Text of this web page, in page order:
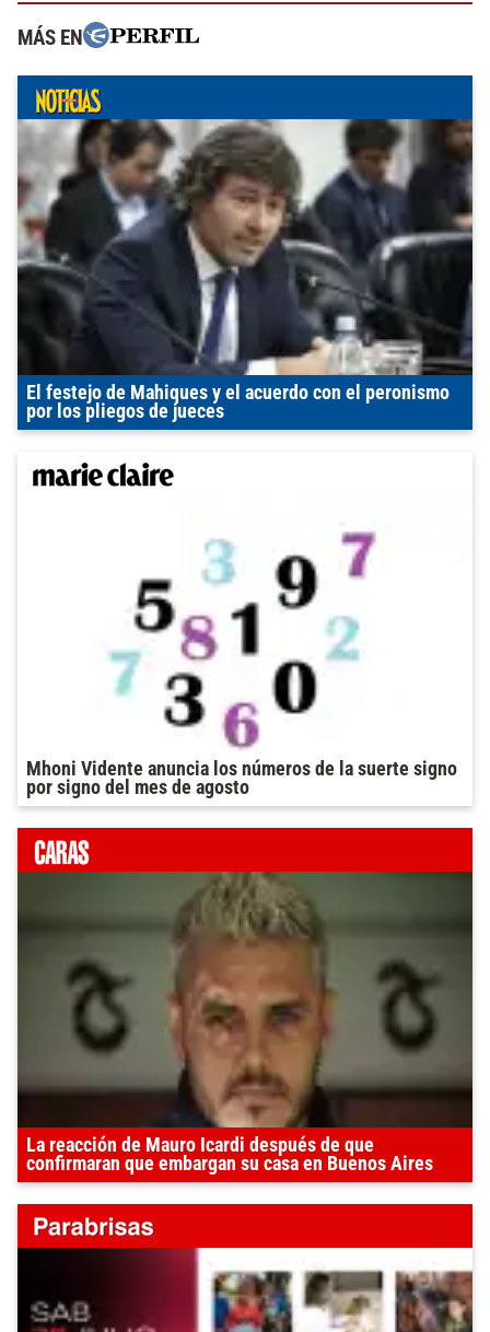
MÁS EN
El festejo de Mahiques y el acuerdo con el peronismo
por los pliegos de jueces
Mhoni Vidente anuncia los números de la suerte signo
por signo del mes de agosto
La reacción de Mauro Icardi después de que
confirmaran que embargan su casa en Buenos Aires